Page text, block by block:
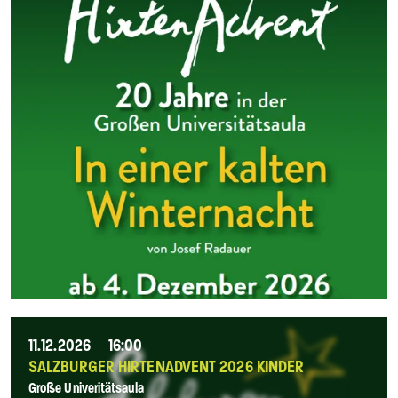
11.12.2026
16:00
SALZBURGER HIRTENADVENT 2026 KINDER
Große Univeritätsaula